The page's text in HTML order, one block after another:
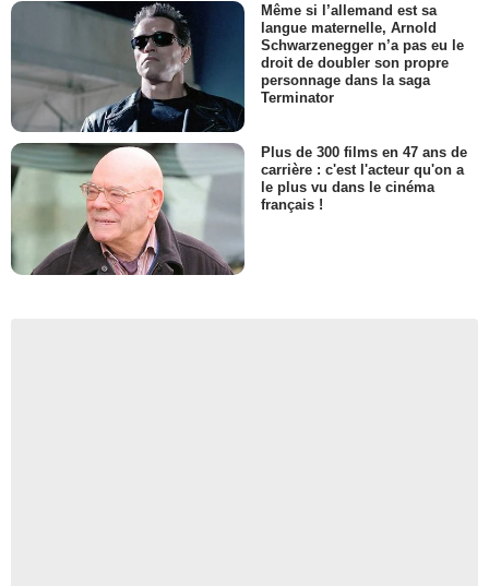
Même si l’allemand est sa
langue maternelle, Arnold
Schwarzenegger n’a pas eu le
droit de doubler son propre
personnage dans la saga
Terminator
Plus de 300 films en 47 ans de
carrière : c'est l'acteur qu'on a
le plus vu dans le cinéma
français !